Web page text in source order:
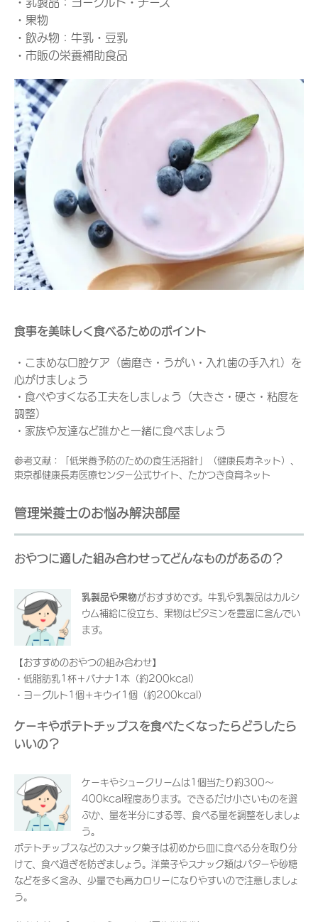
・果物
・飲み物：牛乳・豆乳
・市販の栄養補助食品
食事を美味しく食べるためのポイント
・こまめな口腔ケア（歯磨き・うがい・入れ歯の手入れ）を
心がけましょう
・食べやすくなる工夫をしましょう（大きさ・硬さ・粘度を
調整）
・家族や友達など誰かと一緒に食べましょう
参考文献：「低栄養予防のための食生活指針」（健康長寿ネット）、
東京都健康長寿医療センター公式サイト、たかつき食育ネット
管理栄養士のお悩み解決部屋
おやつに適した組み合わせってどんなものがあるの？
乳製品や果物がおすすめです。牛乳や乳製品はカルシ
ウム補給に役立ち、果物はビタミンを豊富に含んでい
ます。
【おすすめのおやつの組み合わせ】
・低脂肪乳1杯＋バナナ1本（約200kcal）
・ヨーグルト1個＋キウイ1個（約200kcal）
ケーキやポテトチップスを食べたくなったらどうしたら
いいの？
ケーキやシュークリームは1個当たり約300～
400kcal程度あります。できるだけ小さいものを選
ぶか、量を半分にする等、食べる量を調整をしましょ
う。
ポテトチップスなどのスナック菓子は初めから皿に食べる分を取り分
けて、食べ過ぎを防ぎましょう。洋菓子やスナック類はバターや砂糖
などを多く含み、少量でも高カロリーになりやすいので注意しましょ
う。